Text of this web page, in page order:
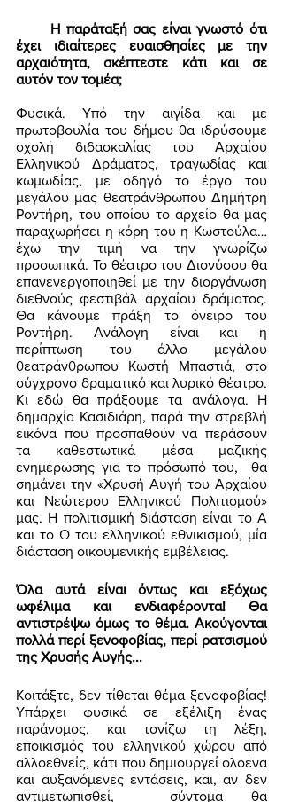
έχει ιδιαίτερες ευαισθησίες με την
αρχαιότητα, σκέπτεστε κάτι και σε
αυτόν τον τομέα;
Φυσικά. Υπό την αιγίδα και με
πρωτοβουλία του δήμου θα ιδρύσουμε
σχολή διδασκαλίας του Αρχαίου
Ελληνικού Δράματος, τραγωδίας και
κωμωδίας, με οδηγό το έργο του
μεγάλου μας θεατράνθρωπου Δημήτρη
Ροντήρη, του οποίου το αρχείο θα μας
παραχωρήσει η κόρη του η Κωστούλα…
έχω την τιμή να την γνωρίζω
προσωπικά. Το θέατρο του Διονύσου θα
επανενεργοποιηθεί με την διοργάνωση
διεθνούς φεστιβάλ αρχαίου δράματος.
Θα κάνουμε πράξη το όνειρο του
Ροντήρη. Ανάλογη είναι και η
περίπτωση του άλλο μεγάλου
θεατράνθρωπου Κωστή Μπαστιά, στο
σύγχρονο δραματικό και λυρικό θέατρο.
Κι εδώ θα πράξουμε τα ανάλογα. Η
δημαρχία Κασιδιάρη, παρά την στρεβλή
εικόνα που προσπαθούν να περάσουν
τα καθεστωτικά μέσα μαζικής
ενημέρωσης για το πρόσωπό του,  θα
σημάνει την «Χρυσή Αυγή του Αρχαίου
και Νεώτερου Ελληνικού Πολιτισμού»
μας. Η πολιτισμική διάσταση είναι το Α
και το Ω του ελληνικού εθνικισμού, μία
διάσταση οικουμενικής εμβέλειας.
Όλα αυτά είναι όντως και εξόχως
ωφέλιμα και ενδιαφέροντα! Θα
αντιστρέψω όμως το θέμα. Ακούγονται
πολλά περί ξενοφοβίας, περί ρατσισμού
της Χρυσής Αυγής...
Κοιτάξτε, δεν τίθεται θέμα ξενοφοβίας!
Υπάρχει φυσικά σε εξέλιξη ένας
παράνομος, και τονίζω τη λέξη,
εποικισμός του ελληνικού χώρου από
αλλοεθνείς, κάτι που δημιουργεί ολοένα
και αυξανόμενες εντάσεις, και, αν δεν
αντιμετωπισθεί,  σύντομα θα